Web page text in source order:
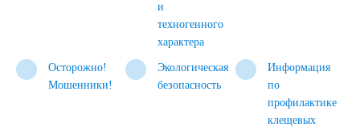
и
техногенного
характера
Осторожно!
Мошенники!
Экологическая
безопасность
Информация
по
профилактике
клещевых